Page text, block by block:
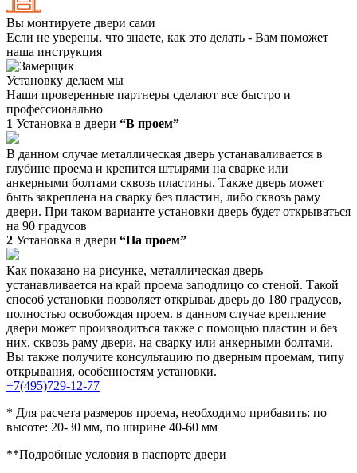
Вы монтируете двери сами
Если не уверены, что знаете, как это делать - Вам поможет
наша инструкция
Установку делаем мы
Наши проверенные партнеры сделают все быстро и
профессионально
1 Установка в двери “В проем”
В данном случае металлическая дверь устанаваливается в
глубине проема и крепится штырями на сварке или
анкерными болтами сквозь пластины. Также дверь может
быть закреплена на сварку без пластин, либо сквозь раму
двери. При таком варианте установки дверь будет открываться
на 90 градусов
2 Установка в двери “На проем”
Как показано на рисунке, металлическая дверь
устанавливается на край проема заподлицо со стеной. Такой
способ установки позволяет открываь дверь до 180 градусов,
полностью освобождая проем. в данном случае крепление
двери может производиться также с помощью пластин и без
них, сквозь раму двери, на сварку или анкерными болтами.
Вы также получите консультацию по дверным проемам, типу
открывания, особенностям установки.
+7(495)729-12-77
* Для расчета размеров проема, необходимо прибавить: по
высоте: 20-30 мм, по ширине 40-60 мм
**Подробные условия в паспорте двери